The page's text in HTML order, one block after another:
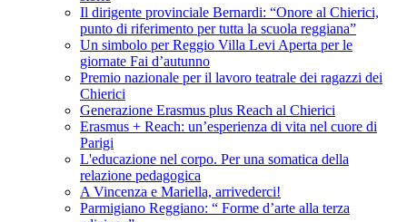
Il dirigente provinciale Bernardi: “Onore al Chierici,
punto di riferimento per tutta la scuola reggiana”
Un simbolo per Reggio Villa Levi Aperta per le
giornate Fai d’autunno
Premio nazionale per il lavoro teatrale dei ragazzi dei
Chierici
Generazione Erasmus plus Reach al Chierici
Erasmus + Reach: un’esperienza di vita nel cuore di
Parigi
L'educazione nel corpo. Per una somatica della
relazione pedagogica
A Vincenza e Mariella, arrivederci!
Parmigiano Reggiano: “ Forme d’arte alla terza